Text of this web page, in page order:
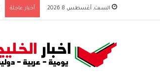
السبت, أغسطس 8 2026 أخبار عاجلة